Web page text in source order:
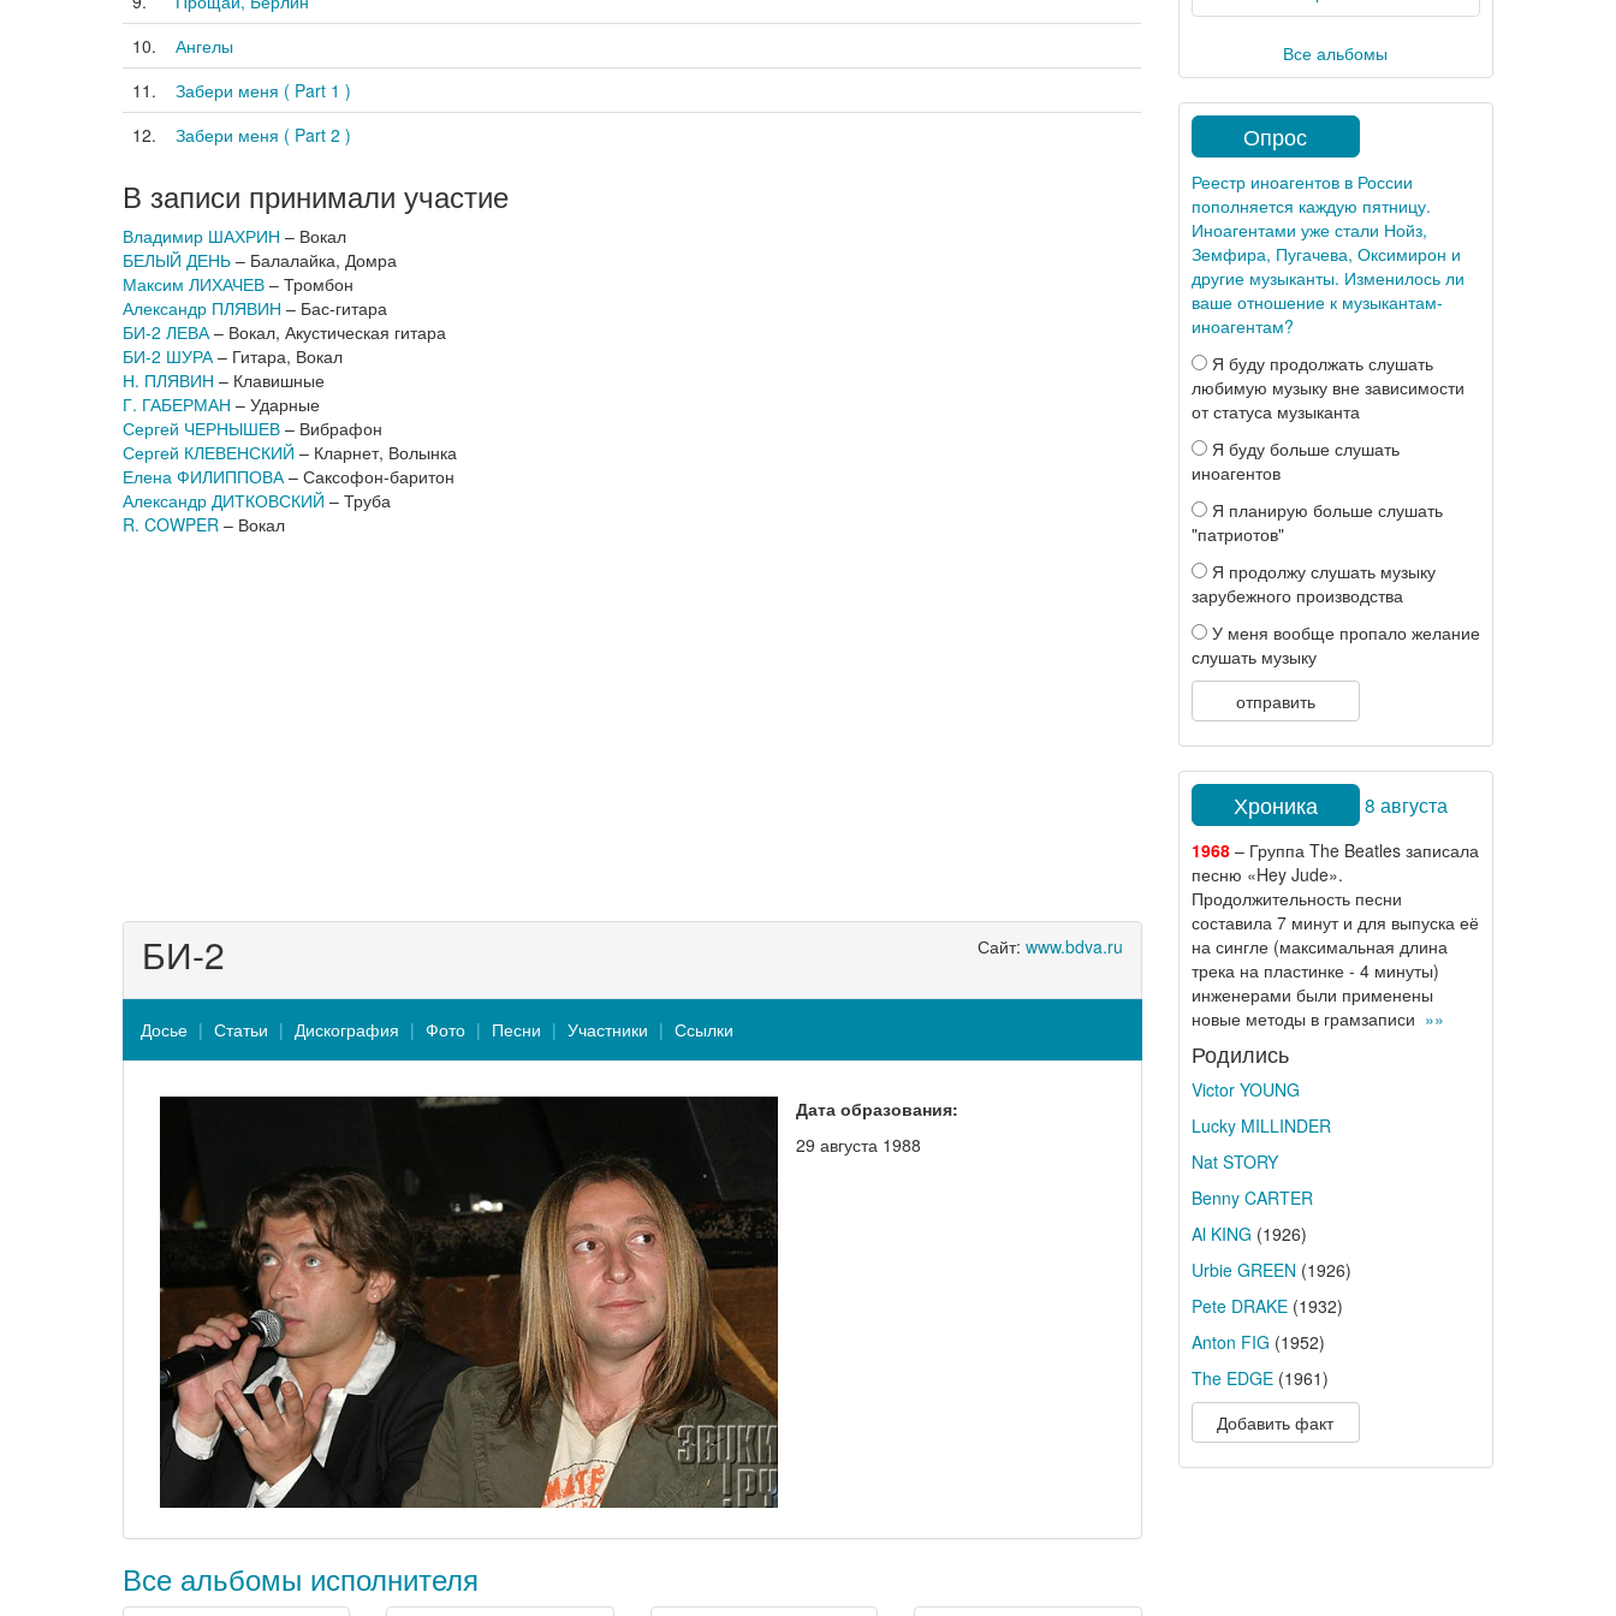
10.
Ангелы
11.
Забери меня ( Part 1 )
12.
Забери меня ( Part 2 )
В записи принимали участие
Владимир ШАХРИН – Вокал
БЕЛЫЙ ДЕНЬ – Балалайка, Домра
Максим ЛИХАЧЕВ – Тромбон
Александр ПЛЯВИН – Бас-гитара
БИ-2 ЛЕВА– Вокал, Акустическая гитара
БИ-2 ШУРА– Гитара, Вокал
Н. ПЛЯВИН – Клавишные
Г. ГАБЕРМАН – Ударные
Сергей ЧЕРНЫШЕВ – Вибрафон
Сергей КЛЕВЕНСКИЙ – Кларнет, Волынка
Елена ФИЛИППОВА– Саксофон-баритон
Александр ДИТКОВСКИЙ – Труба
R. COWPER – Вокал
Сайт: www.bdva.ru
БИ-2
Досье Статьи Дискография Фото Песни Участники Ссылки
Дата образования:
29 августа 1988
Все альбомы исполнителя
Все альбомы
Опрос
Реестр иноагентов в России
пополняется каждую пятницу.
Иноагентами уже стали Нойз,
Земфира, Пугачева, Оксимирон и
другие музыканты. Изменилось ли
ваше отношение к музыкантам-
иноагентам?
Я буду продолжать слушать
любимую музыку вне зависимости
от статуса музыканта
Я буду больше слушать
иноагентов
Я планирую больше слушать
"патриотов"
Я продолжу слушать музыку
зарубежного производства
У меня вообще пропало желание
слушать музыку
отправить
Хроника 8 августа
1968– Группа The Beatles записала
песню «Hey Jude».
Продолжительность песни
составила 7 минут и для выпуска её
на сингле (максимальная длина
трека на пластинке - 4 минуты)
инженерами были применены
новые методы в грамзаписи »»
Родились
Victor YOUNG
Lucky MILLINDER
Nat STORY
Benny CARTER
Al KING (1926)
Urbie GREEN (1926)
Pete DRAKE(1932)
Anton FIG (1952)
The EDGE(1961)
Добавить факт